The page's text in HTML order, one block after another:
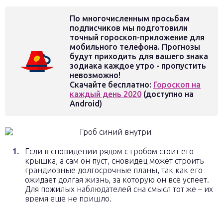
По многочисленным просьбам
подписчиков мы подготовили
точный гороскоп-приложение для
мобильного телефона. Прогнозы
будут приходить для вашего знака
зодиака каждое утро - пропустить
невозможно!
Скачайте бесплатно: Гороскоп на
каждый день 2020 (доступно на
Android)
Если в сновидении рядом с гробом стоит его
крышка, а сам он пуст, сновидец может строить
грандиозные долгосрочные планы, так как его
ожидает долгая жизнь, за которую он всё успеет.
Для пожилых наблюдателей сна смысл тот же – их
время ещё не пришло.